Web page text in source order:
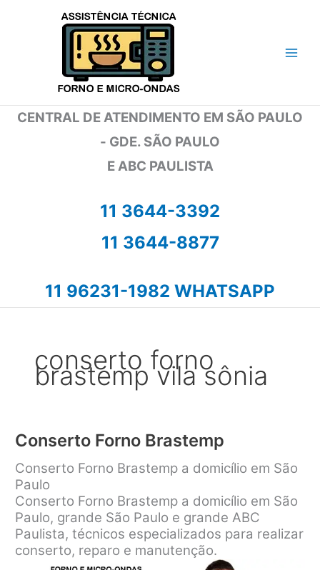
CENTRAL DE ATENDIMENTO EM SÃO PAULO
- GDE. SÃO PAULO
E ABC PAULISTA
11 3644-3392
11 3644-8877
11 96231-1982 WHATSAPP
conserto forno
brastemp vila sônia
Conserto Forno Brastemp
Conserto Forno Brastemp a domicílio em São
Paulo
Conserto Forno Brastemp a domicílio em São
Paulo, grande São Paulo e grande ABC
Paulista, técnicos especializados para realizar
conserto, reparo e manutenção.